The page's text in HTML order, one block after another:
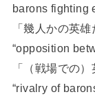
barons fighting
「幾人かの英
“opposition
「（戦場での
“rivalry of